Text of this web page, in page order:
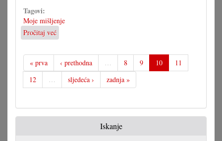
Tagovi:
Moje mišljenje
Pročitaj već
Nogomet:
Zrcalo
društvenih
problemov
« prva ‹ prethodna … 8 9 10
11
12
… sljedeća › zadnja »
Iskanje